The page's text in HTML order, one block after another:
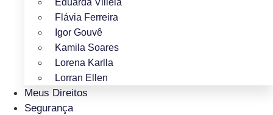
Eduarda Villela
Flávia Ferreira
Igor Gouvê
Kamila Soares
Lorena Karlla
Lorran Ellen
Meus Direitos
Segurança